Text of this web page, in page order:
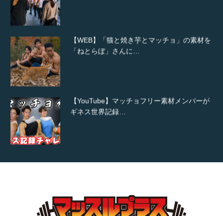
【WEB】「猫と焼き芋とマッチョ」の素材を
「ねとらぼ」さんに…
【YouTube】マッチョフリー素材メンバーが
ギネス世界記録…